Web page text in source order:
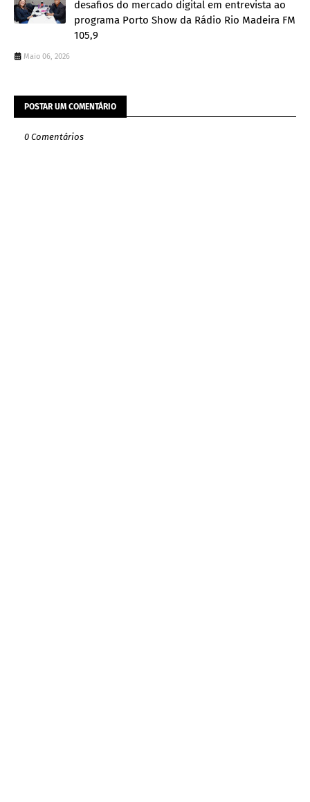
desafios do mercado digital em entrevista ao
programa Porto Show da Rádio Rio Madeira FM
105,9
Maio 06, 2026
POSTAR UM COMENTÁRIO
0 Comentários